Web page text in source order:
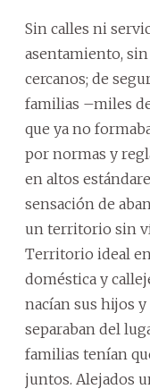
Sin calles ni
asentamiento,
cercanos; de
familias –miles
que ya no
por normas y
en altos
sensación de
un territorio sin
Territorio ideal
doméstica y
nacían sus hijos
separaban del
familias tenían
juntos. Alejados